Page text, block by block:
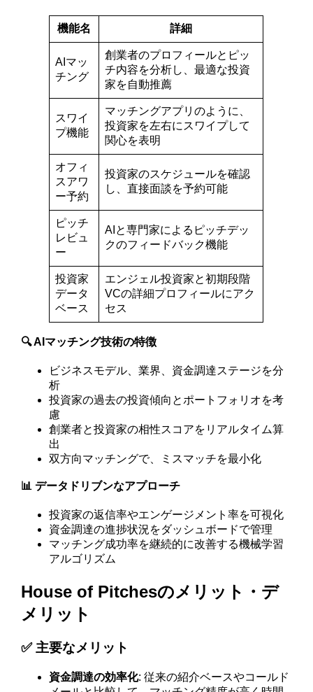
機能名 詳細
AIマッ
チング
創業者のプロフィールとピッ
チ内容を分析し、最適な投資
家を自動推薦
スワイ
プ機能
マッチングアプリのように、
投資家を左右にスワイプして
関心を表明
オフィ
スアワ
ー予約
投資家のスケジュールを確認
し、直接面談を予約可能
ピッチ
レビュ
ー
AIと専門家によるピッチデッ
クのフィードバック機能
投資家
データ
ベース
エンジェル投資家と初期段階
VCの詳細プロフィールにアク
セス
🔍 AIマッチング技術の特徴
ビジネスモデル、業界、資金調達ステージを分
析
投資家の過去の投資傾向とポートフォリオを考
慮
創業者と投資家の相性スコアをリアルタイム算
出
双方向マッチングで、ミスマッチを最小化
📊 データドリブンなアプローチ
投資家の返信率やエンゲージメント率を可視化
資金調達の進捗状況をダッシュボードで管理
マッチング成功率を継続的に改善する機械学習
アルゴリズム
House of Pitchesのメリット・デ
メリット
✅ 主要なメリット
資金調達の効率化: 従来の紹介ベースやコールド